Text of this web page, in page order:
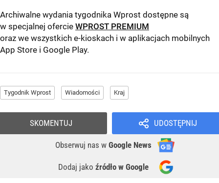
Archiwalne wydania tygodnika Wprost dostępne są
w specjalnej ofercie WPROST PREMIUM
oraz we wszystkich e-kioskach i w aplikacjach mobilnych
App Store i Google Play.
Tygodnik Wprost Wiadomości Kraj
UDOSTĘPNIJ
Obserwuj nas w Google News
Dodaj jako źródło w Google
SKOMENTUJ